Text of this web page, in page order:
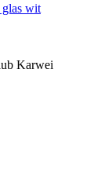
glas wit
Karwei